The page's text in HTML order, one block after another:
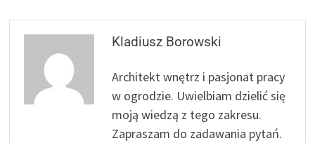
Kladiusz Borowski
Architekt wnętrz i pasjonat pracy
w ogrodzie. Uwielbiam dzielić się
moją wiedzą z tego zakresu.
Zapraszam do zadawania pytań.